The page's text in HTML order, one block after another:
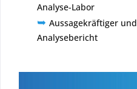
Analyse-Labor
➥ Aussagekräftiger
Analysebericht